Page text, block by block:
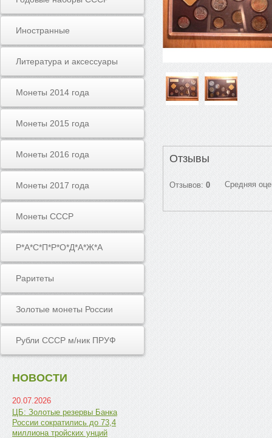
Иностранные
Литература и аксессуары
Монеты 2014 года
Монеты 2015 года
Монеты 2016 года
Монеты 2017 года
Монеты СССР
Р*А*С*П*Р*О*Д*А*Ж*А
Раритеты
Золотые монеты России
Рубли СССР м/ник ПРУФ
НОВОСТИ
20.07.2026
ЦБ: Золотые резервы Банка
России сократились до 73,4
миллиона тройских унций
Отзывы
Отзывов: 0 Средняя